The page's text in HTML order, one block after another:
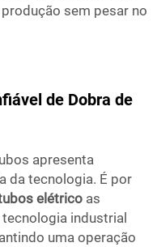
sem pesar no
de Dobra de
apresenta
da tecnologia. É por
elétrico as
industrial
uma operação